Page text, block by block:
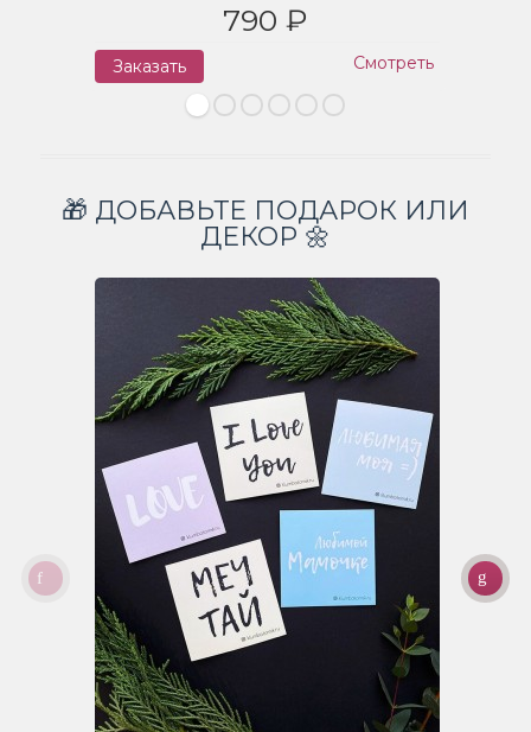
790 ₽
Заказать Смотреть
🎁 ДОБАВЬТЕ ПОДАРОК ИЛИ
ДЕКОР 🌼